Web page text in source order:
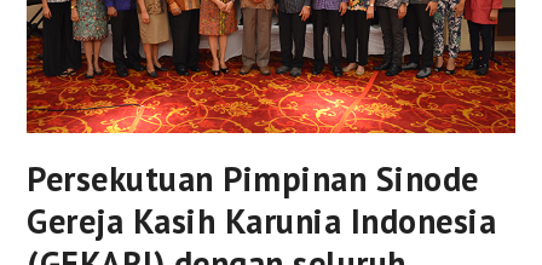
Persekutuan Pimpinan Sinode
Gereja Kasih Karunia Indonesia